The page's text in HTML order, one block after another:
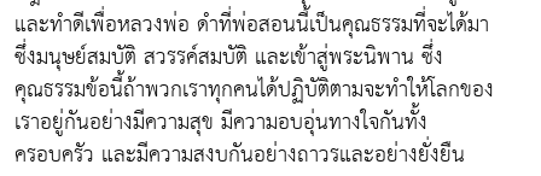
และทำดีเพื่อหลวงพ่อ ดำที่พ่อสอนนี้เป็นคุณธรรมที่จะได้มา
ซึ่งมนุษย์สมบัติ สวรรค์สมบัติ และเข้าสู่พระนิพาน ซึ่ง
คุณธรรมข้อนี้ถ้าพวกเราทุกคนได้ปฏิบัติตามจะทำให้โลกของ
เราอยู่กันอย่างมีความสุข มีความอบอุ่นทางใจกันทั้ง
ครอบครัว และมีความสงบกันอย่างถาวรและอย่างยั่งยืน